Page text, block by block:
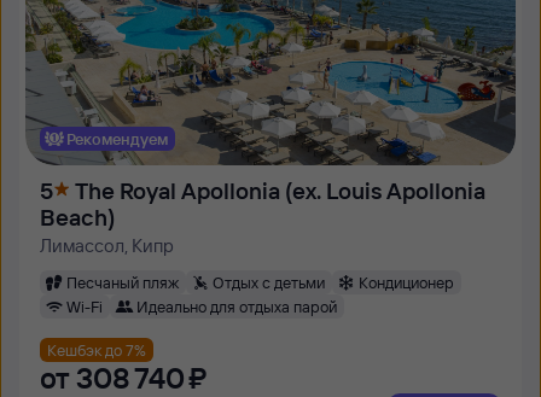
Рекомендуем
5
The Royal Apollonia (ex. Louis Apollonia
Beach)
Лимассол, Кипр
Песчаный пляж Отдых с детьми
Кондиционер
Wi-Fi
Идеально для отдыха парой
Кешбэк до 7%
от 308 ⁠740 ⁠₽